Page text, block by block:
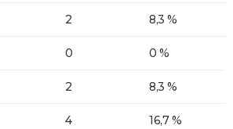
2 8,3 %
0 0 %
2 8,3 %
4 16,7 %